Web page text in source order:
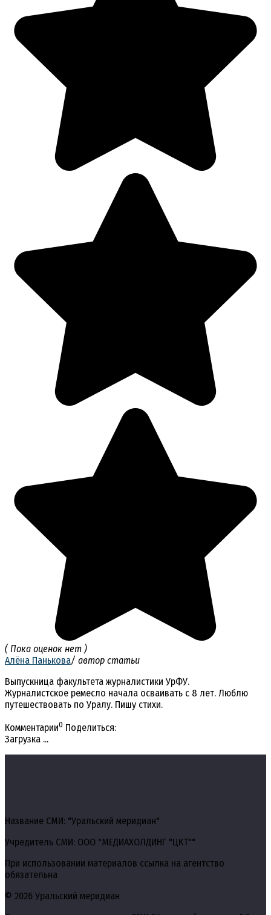
( Пока оценок нет )
Алёна Панькова/ автор статьи
Выпускница факультета журналистики УрФУ.
Журналистское ремесло начала осваивать с 8 лет. Люблю
путешествовать по Уралу. Пишу стихи.
Комментарии0 Поделиться:
Загрузка ...
Название СМИ: "Уральский меридиан"
Учредитель СМИ: ООО "МЕДИАХОЛДИНГ "ЦКТ""
При использовании материалов ссылка на агентство
обязательна
© 2026 Уральский меридиан